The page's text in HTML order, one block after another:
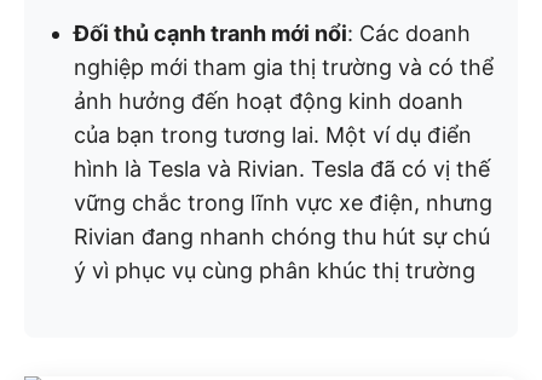
Đối thủ cạnh tranh mới nổi: Các doanh
nghiệp mới tham gia thị trường và có thể
ảnh hưởng đến hoạt động kinh doanh
của bạn trong tương lai. Một ví dụ điển
hình là Tesla và Rivian. Tesla đã có vị thế
vững chắc trong lĩnh vực xe điện, nhưng
Rivian đang nhanh chóng thu hút sự chú
ý vì phục vụ cùng phân khúc thị trường